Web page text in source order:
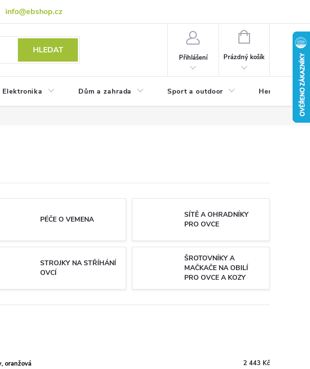
info@ebshop.cz
HLEDAT
Přihlášení
NÁKUPNÍ
Prázdný košík
Elektronika Dům a zahrada Sport a outdoor Herní zóna
PÉČE O VEMENA
SÍTĚ A OHRADNÍKY
PRO OVCE
STROJKY NA STŘÍHÁNÍ
OVCÍ
ŠROTOVNÍKY A
MAČKAČE NA OBILÍ
PRO OVCE A KOZY
oranžová
2 443 Kč